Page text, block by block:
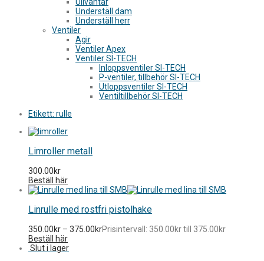
Underställ dam
Underställ herr
Ventiler
Agir
Ventiler Apex
Ventiler SI-TECH
Inloppsventiler SI-TECH
P-ventiler, tillbehör SI-TECH
Utloppsventiler SI-TECH
Ventiltillbehör SI-TECH
Etikett: rulle
Limroller metall
300.00kr
Beställ här
Linrulle med rostfri pistolhake
350.00kr – 375.00krPrisintervall: 350.00kr till 375.00kr
Beställ här